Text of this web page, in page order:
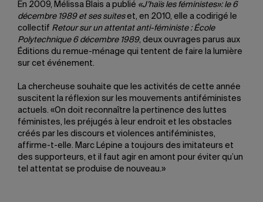
En 2009, Mélissa Blais a publié «J’haïs les féministes»: le 6
décembre 1989 et ses suiteset, en 2010, elle a codirigé le
collectif Retour sur un attentat anti-féministe : École
Polytechnique 6 décembre 1989, deux ouvrages parus aux
Éditions du remue-ménage qui tentent de faire la lumière
sur cet événement.
La chercheuse souhaite que les activités de cette année
suscitent la réflexion sur les mouvements antiféministes
actuels. «On doit reconnaître la pertinence des luttes
féministes, les préjugés à leur endroit et les obstacles
créés par les discours et violences antiféministes,
affirme-t-elle. Marc Lépine a toujours des imitateurs et
des supporteurs, et il faut agir en amont pour éviter qu’un
tel attentat se produise de nouveau.»